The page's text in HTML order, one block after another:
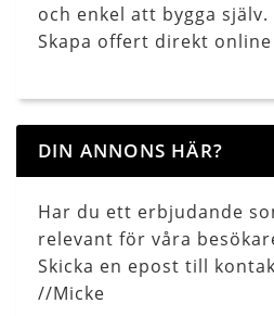
och enkel att bygga själv.
Skapa offert direkt online
DIN ANNONS HÄR?
Har du ett erbjudande
relevant för våra
Skicka en epost till
//Micke